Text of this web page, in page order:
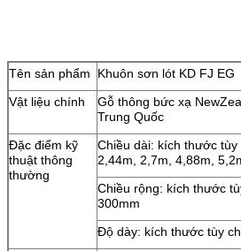
Tên sản phẩm
Khuôn sơn lót KD FJ EG
Vật liệu chính
Gỗ thông bức xạ
Trung Quốc
Đặc điểm kỹ
thuật thông
thường
Chiều dài: kích thước
2,44m, 2,7m, 4,88m,
Chiều rộng: kích thước
300mm
Độ dày: kích thước tùy